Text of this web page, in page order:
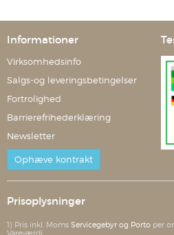
Informationer
Virksomhedsinfo
Salgs-og leveringsbetingelser
Fortrolighed
Barrierefrihederklæring
Newsletter
Ophæve kontrakt
Prisoplysninger
1) Pris inkl. Moms Servicegebyr og Porto per
Vareværdi.